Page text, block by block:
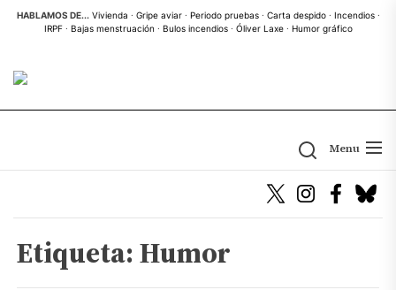
Skip
content
HABLAMOS DE... Vivienda · Gripe aviar· Periodo pruebas· Carta despido· Incendios·
IRPF· Bajas menstruación · Bulos incendios· Óliver Laxe· Humor gráfico
Menu
Etiqueta:Humor